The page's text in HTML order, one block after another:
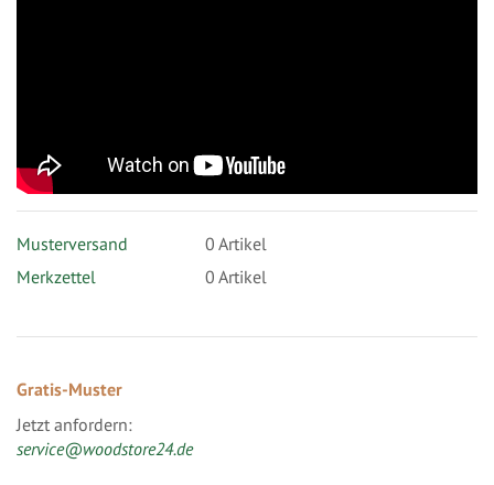
Musterversand 0 Artikel
Merkzettel
0 Artikel
Gratis-Muster
Jetzt anfordern:
service@woodstore24.de